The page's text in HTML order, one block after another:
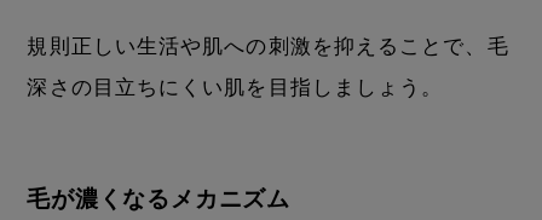
規則正しい生活や肌への刺激を抑えることで、毛
深さの目立ちにくい肌を目指しましょう。
毛が濃くなるメカニズム